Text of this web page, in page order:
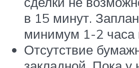
в 15 минут.
минимум 1-2 часа
Отсутствие